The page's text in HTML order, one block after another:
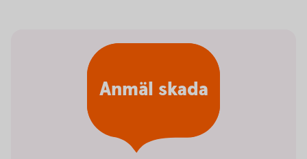
Anmäl skada